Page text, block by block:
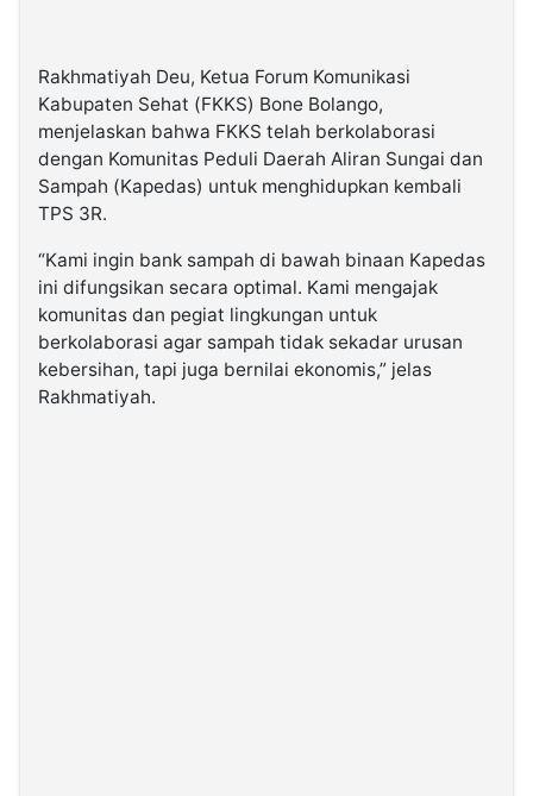
Rakhmatiyah Deu, Ketua Forum Komunikasi
Kabupaten Sehat (FKKS) Bone Bolango,
menjelaskan bahwa FKKS telah berkolaborasi
dengan Komunitas Peduli Daerah Aliran Sungai dan
Sampah (Kapedas) untuk menghidupkan kembali
TPS 3R.
“Kami ingin bank sampah di bawah binaan Kapedas
ini difungsikan secara optimal. Kami mengajak
komunitas dan pegiat lingkungan untuk
berkolaborasi agar sampah tidak sekadar urusan
kebersihan, tapi juga bernilai ekonomis,” jelas
Rakhmatiyah.